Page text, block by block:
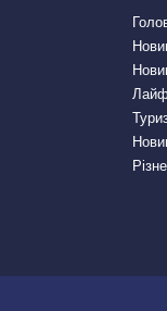
Різне